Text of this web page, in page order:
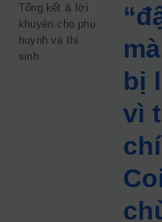
Tổng kết & lời
khuyên cho phụ
huynh và thí
sinh
bị
vì